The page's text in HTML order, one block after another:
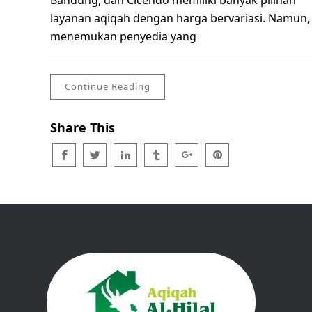
layanan aqiqah dengan harga bervariasi. Namun,
menemukan penyedia yang
Continue Reading
Share This